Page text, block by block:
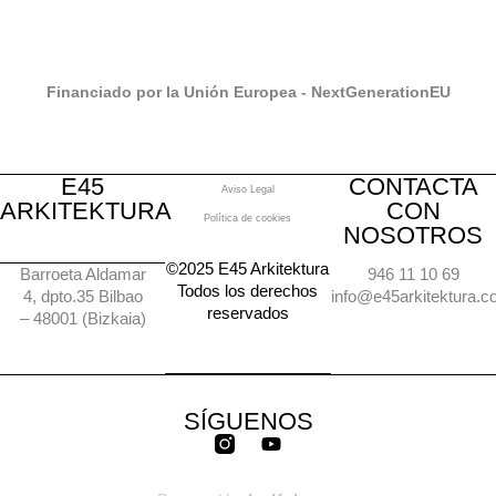
Financiado por la Unión Europea - NextGenerationEU
E45
ARKITEKTURA
Barroeta Aldamar
4, dpto.35 Bilbao
– 48001 (Bizkaia)
Aviso Legal
Política de cookies
©2025 E45 Arkitektura
Todos los derechos
reservados
CONTACTA
CON
NOSOTROS
946 11 10 69
SÍGUENOS
Y